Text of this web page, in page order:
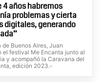
4 años habremos
problemas y cierta
digitales, generando
Buenos Aires, Juan
el festival Me Encanta junto al
y acompañó la Caravana del
edición 2023.-